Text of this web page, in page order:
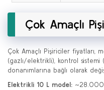
Çok Amaçlı
Çok Amaçlı Pişiriciler fiyatları,
(gazlı/elektrikli), kontrol
donanımlarına bağlı olarak
Elektrikli 10 L model: